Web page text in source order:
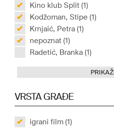
Kino klub Split (1)
Kodžoman, Stipe (1)
Krnjaić, Petra (1)
nepoznat (1)
Radetić, Branka (1)
VRSTA GRAĐE
igrani film (1)